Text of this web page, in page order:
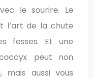
le sourire. Le
l’art de la chute
fesses. Et une
peut non
mais aussi vous